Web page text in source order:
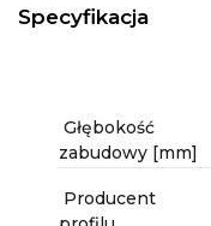
Specyfikacja
Głębokość
zabudowy [mm]
Producent